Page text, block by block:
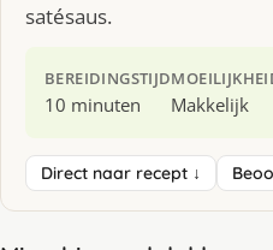
satésaus.
BEREIDINGSTIJD
10 minuten Makkelijk
Direct naar recept ↓